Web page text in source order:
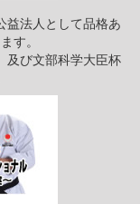
益法人として品格あ
す。
及び文部科学大臣杯